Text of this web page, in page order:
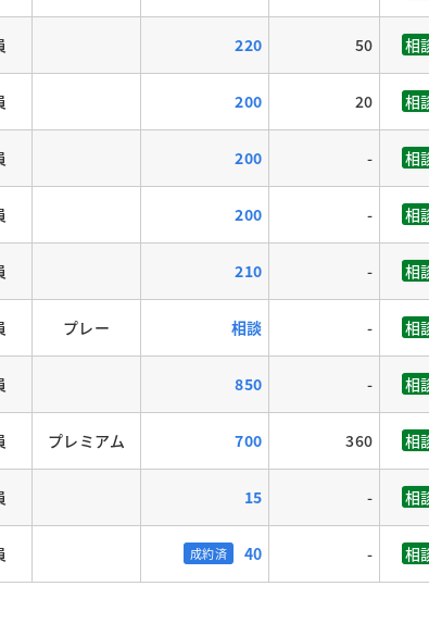
220 50 相
200 20 相
200 - 相
200 - 相
210 - 相
プレー 相談 - 相
850 - 相
プレミアム 700 360 相
15 - 相
成約済 40 - 相